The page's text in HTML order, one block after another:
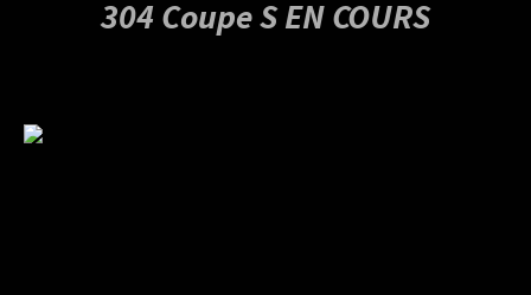
304 Coupe S EN COURS